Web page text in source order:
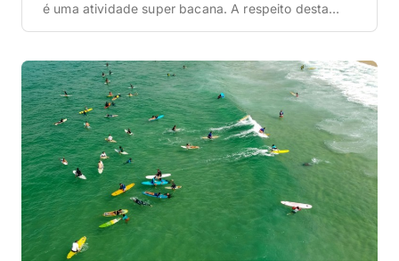
é uma atividade super bacana. A respeito desta
ou, ainda, para os que desejarem aprender a surfar.
Quanto ao percurso […]